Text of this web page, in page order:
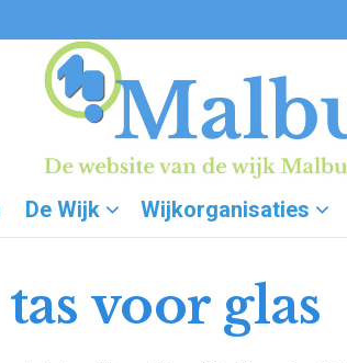
De Wijk Wijkorganisaties
voor glas